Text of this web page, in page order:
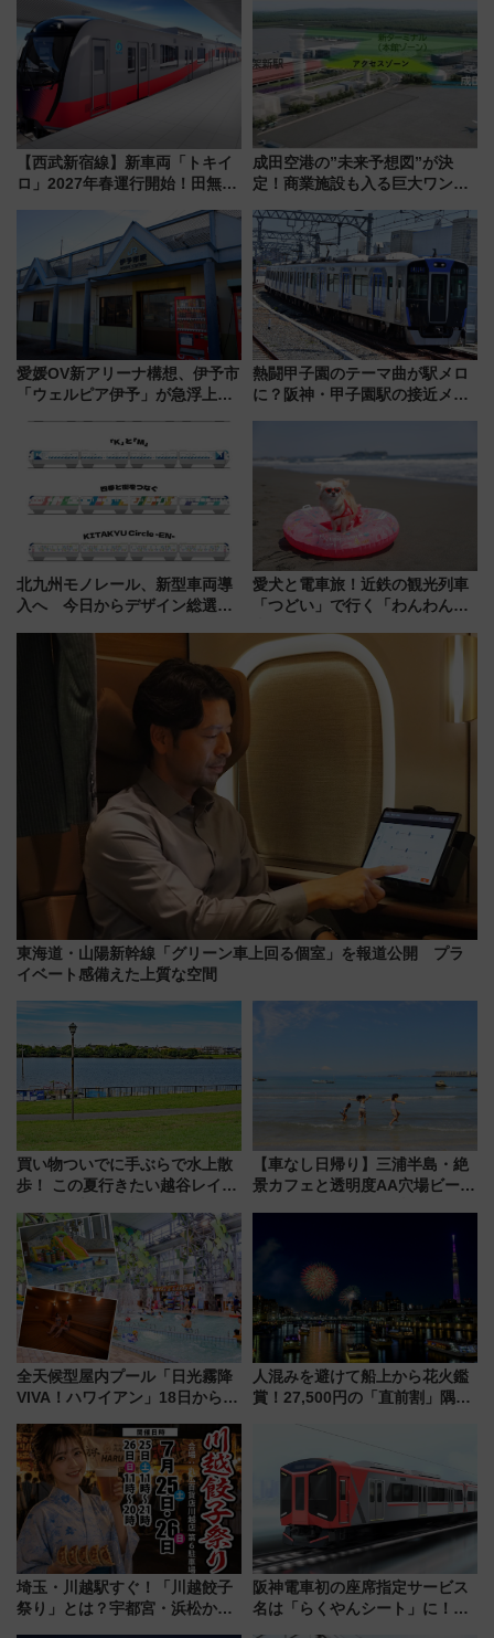
放的な車内空間に注目、デビュ
ーは9月
【西武新宿線】新車両「トキイ
ロ」2027年春運行開始！田無・
成田空港の”未来予想図”が決
定！商業施設も入る巨大ワンタ
で新型特急が品川･羽田とを結
ぶ！ JR空港駅は2面3線化！
愛媛OV新アリーナ構想、伊予市
「ウェルピア伊予」が急浮上！
で探る鉄道アクセスの未来
熱闘甲子園のテーマ曲が駅メロ
に？阪神・甲子園駅の接近メロ
5日始発から
北九州モノレール、新型車両導
入へ 今日からデザイン総選挙
愛犬と電車旅！近鉄の観光列車
「つどい」で行く「わんわん列
める日帰りツアー
東海道・山陽新幹線「グリーン車上回る個室」を報道公開 プラ
イベート感備えた上質な空間
買い物ついでに手ぶらで水上散
歩！ この夏行きたい越谷レイク
ア「LAKESIDE PARK」（埼玉
県越谷市）
【車なし日帰り】三浦半島・絶
景カフェと透明度AA穴場ビーチ
全天候型屋内プール「日光霧降
VIVA！ハワイアン」18日から営
ァミリーから大人まで幅広い世
代が一日中楽しる夏のリゾート
を楽しんで
人混みを避けて船上から花火鑑
賞！27,500円の「直前割」隅田
埼玉・川越駅すぐ！「川越餃子
祭り」とは？宇都宮・浜松から
阪神電車初の座席指定サービス
名は「らくやんシート」に！新